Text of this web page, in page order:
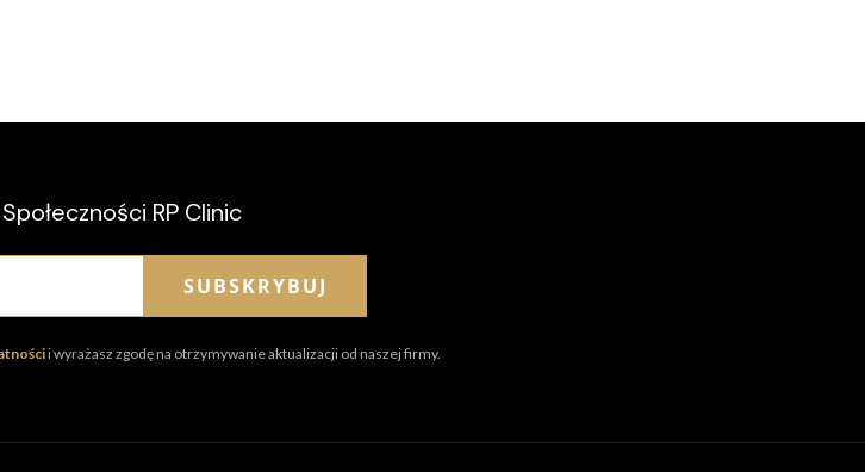
RP Clinic
SUBSKRYBUJ
i wyrażasz zgodę na otrzymywanie aktualizacji od naszej firmy.